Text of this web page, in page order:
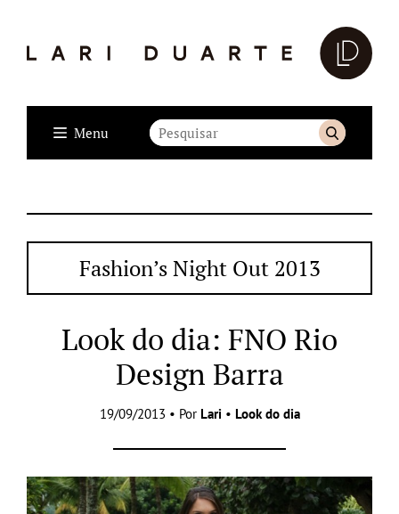
Menu
Fashion’s Night Out 2013
Look do dia: FNO Rio
Design Barra
19/09/2013 • Por Lari • Look do dia